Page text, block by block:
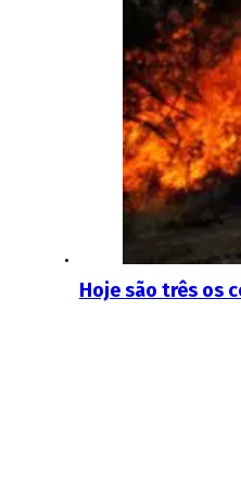
Hoje são três os